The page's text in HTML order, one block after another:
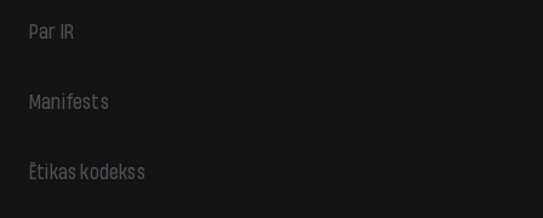
Par IR
Manifests
Ētikas kodekss